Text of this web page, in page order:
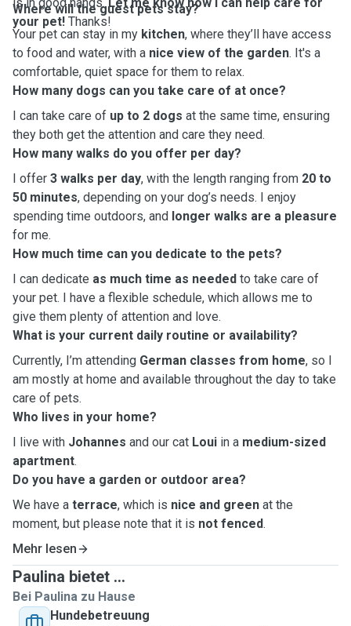
your pet! Thanks!
Where will the guest pets stay?
Your pet can stay in my kitchen, where they’ll have access
to food and water, with a nice view of the garden. It's a
comfortable, quiet space for them to relax.
How many dogs can you take care of at once?
I can take care of up to 2 dogs at the same time, ensuring
they both get the attention and care they need.
How many walks do you offer per day?
I offer 3 walks per day, with the length ranging from 20 to
50 minutes, depending on your dog’s needs. I enjoy
spending time outdoors, and longer walks are a pleasure
for me.
How much time can you dedicate to the pets?
I can dedicate as much time as needed to take care of
your pet. I have a flexible schedule, which allows me to
give them plenty of attention and love.
What is your current daily routine or availability?
Currently, I’m attending German classes from home, so I
am mostly at home and available throughout the day to take
care of pets.
Who lives in your home?
I live with Johannes and our cat Loui in a medium-sized
apartment.
Do you have a garden or outdoor area?
We have a terrace, which is nice and green at the
moment, but please note that it is not fenced.
Mehr lesen
Paulina bietet ...
Bei Paulina zu Hause
Hundebetreuung